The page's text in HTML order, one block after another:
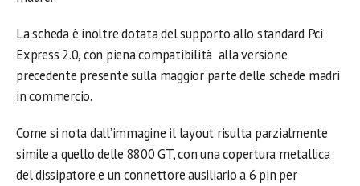
La scheda è inoltre dotata del supporto allo standard Pci
Express 2.0, con piena compatibilità alla versione
precedente presente sulla maggior parte delle schede madri
in commercio.
Come si nota dall’immagine il layout risulta parzialmente
simile a quello delle 8800 GT, con una copertura metallica
del dissipatore e un connettore ausiliario a 6 pin per